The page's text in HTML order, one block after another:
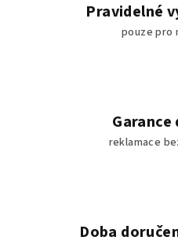
Pravidelné
pouze pro
reklamace
Doba